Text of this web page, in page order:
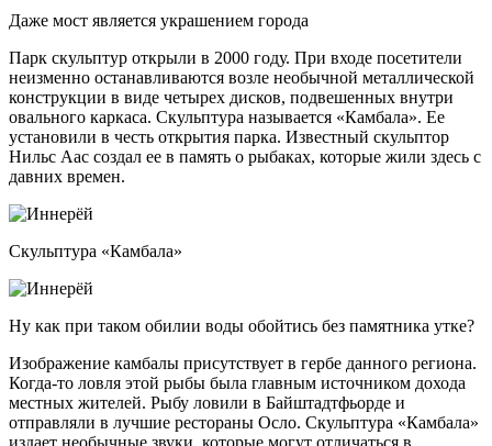
Даже мост является украшением города
Парк скульптур открыли в 2000 году. При входе посетители
неизменно останавливаются возле необычной металлической
конструкции в виде четырех дисков, подвешенных внутри
овального каркаса. Скульптура называется «Камбала». Ее
установили в честь открытия парка. Известный скульптор
Нильс Аас создал ее в память о рыбаках, которые жили здесь с
давних времен.
Скульптура «Камбала»
Ну как при таком обилии воды обойтись без памятника утке?
Изображение камбалы присутствует в гербе данного региона.
Когда-то ловля этой рыбы была главным источником дохода
местных жителей. Рыбу ловили в Байштадтфьорде и
отправляли в лучшие рестораны Осло. Скульптура «Камбала»
издает необычные звуки, которые могут отличаться в